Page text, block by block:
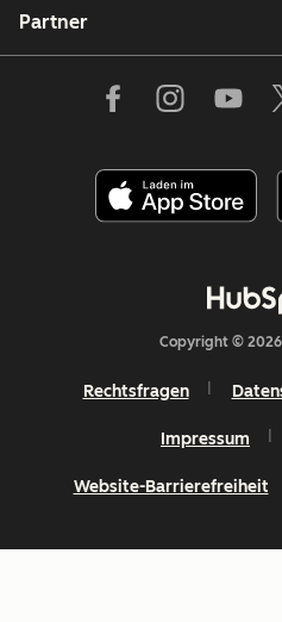
Partner
Copyright © 2026
Rechtsfragen
Impressum
Website-Barrierefreiheit